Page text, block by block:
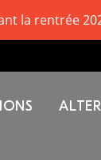
la rentrée